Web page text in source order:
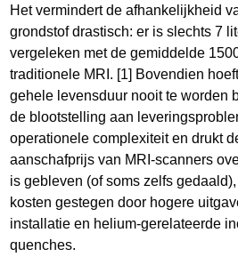
Het vermindert de afhankelijkheid
grondstof drastisch: er is slechts 7
vergeleken met de gemiddelde
traditionele MRI. [1] Bovendien
gehele levensduur nooit te worden
de blootstelling aan
operationele complexiteit en drukt
aanschafprijs van MRI-scanners
is gebleven (of soms zelfs
kosten gestegen door hogere
installatie en helium-gerelateerde
quenches.